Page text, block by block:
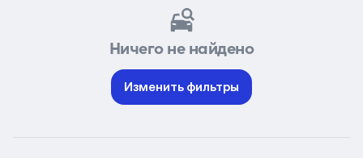
Ничего не найдено
Изменить фильтры